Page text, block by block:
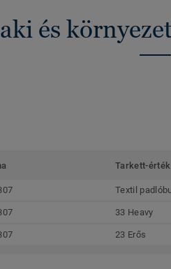
és
Tarkett-érték
Textil
33 Heavy
23 Erős